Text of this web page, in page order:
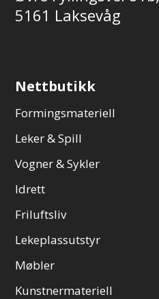
5161 Laksevåg
Nettbutikk
Formingsmateriell
Leker & Spill
Vogner & Sykler
Idrett
Friluftsliv
Lekeplassutstyr
Møbler
Kunstnermateriell